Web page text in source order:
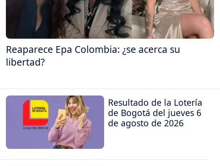
Reaparece Epa Colombia: ¿se acerca su
libertad?
Resultado de la Lotería
de Bogotá del jueves 6
de agosto de 2026